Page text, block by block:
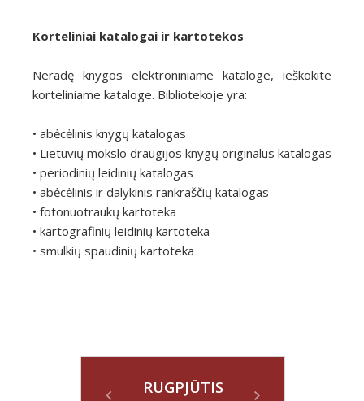
Korteliniai katalogai ir kartotekos
Neradę knygos elektroniniame kataloge, ieškokite
korteliniame kataloge. Bibliotekoje yra:
• abėcėlinis knygų katalogas
• Lietuvių mokslo draugijos knygų originalus katalogas
• periodinių leidinių katalogas
• abėcėlinis ir dalykinis rankraščių katalogas
• fotonuotraukų kartoteka
• kartografinių leidinių kartoteka
• smulkių spaudinių kartoteka
RUGPJŪTIS